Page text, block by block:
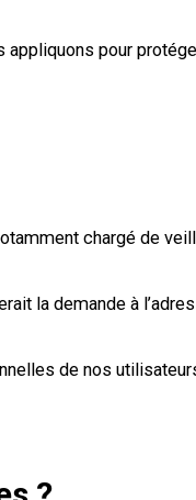
pour
chargé de
la demande à
de nos